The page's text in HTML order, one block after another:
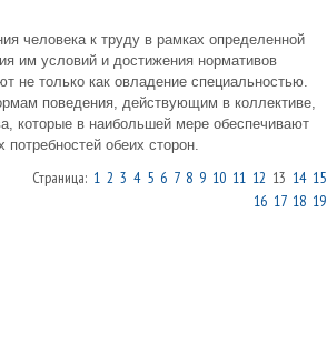
человека к труду в рамках определенной
им условий и достижения нормативов
не только как овладение специальностью.
поведения, действующим в коллективе,
которые в наибольшей мере обеспечивают
обеих сторон.
Страница: 1 2 3 4 5 6 7 8 9 10 11 12 13 14 15
16 17 18 19